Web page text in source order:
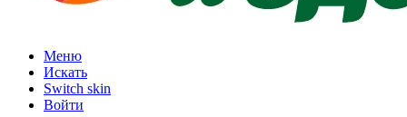
Меню
Искать
Switch skin
Войти